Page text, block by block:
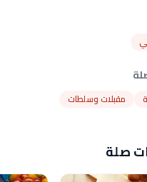
مقبلات وسلطات
صلة